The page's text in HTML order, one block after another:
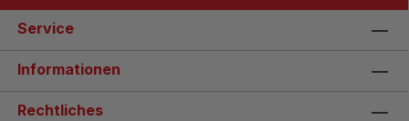
Service
Informationen
Rechtliches